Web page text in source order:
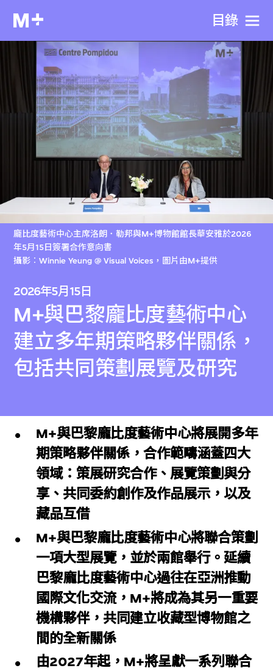
目​錄
龐比度藝術中心主席洛朗．勒邦與M+博物館館長華安雅於2026
年5月15日簽署合作意向書
攝影︰Winnie Yeung @ Visual Voices，圖片由M+提供
2026年5月15日
M+與巴黎龐比度藝術中心
建立多年期策略夥伴關係，
包括共同策劃展覽及研究
M+與巴黎龐比度藝術中心將展開多年
期策略夥伴關係，合作範疇涵蓋四大
領域：策展研究合作、展覽策劃與分
享、共同委約創作及作品展示，以及
藏品互借
M+與巴黎龐比度藝術中心將聯合策劃
一項大型展覽，並於兩館舉行。延續
巴黎龐比度藝術中心過往在亞洲推動
國際文化交流，M+將成為其另一重要
機構夥伴，共同建立收藏型博物館之
間的全新關係
由2027年起，M+將呈獻一系列聯合